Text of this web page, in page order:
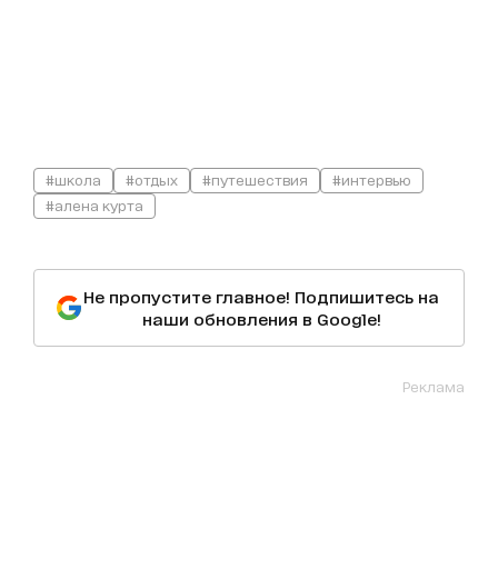
#школа #отдых #путешествия
#интервью
#алена курта
Не пропустите главное! Подпишитесь на
наши обновления в Google!
Реклама